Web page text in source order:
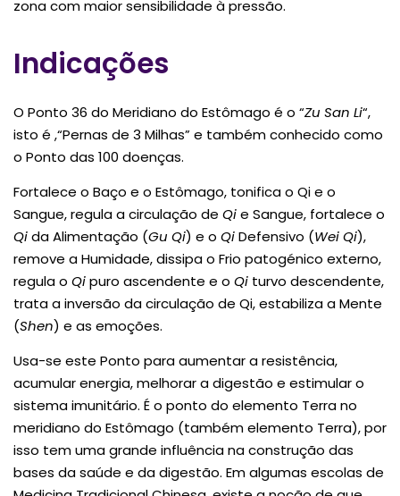
zona com maior sensibilidade à pressão.
Indicações
O Ponto 36 do Meridiano do Estômago é o “Zu San Li“,
isto é ,“Pernas de 3 Milhas” e também conhecido como
o Ponto das 100 doenças.
Fortalece o Baço e o Estômago, tonifica o Qi e o
Sangue, regula a circulação de Qie Sangue, fortalece o
Qida Alimentação (Gu Qi) e o QiDefensivo (Wei Qi),
remove a Humidade, dissipa o Frio patogénico externo,
regula o Qipuro ascendente e o Qi turvo descendente,
trata a inversão da circulação de Qi, estabiliza a Mente
(Shen) e as emoções.
Usa-se este Ponto para aumentar a resistência,
acumular energia, melhorar a digestão e estimular o
sistema imunitário. É o ponto do elemento Terra no
meridiano do Estômago (também elemento Terra), por
isso tem uma grande influência na construção das
bases da saúde e da digestão. Em algumas escolas de